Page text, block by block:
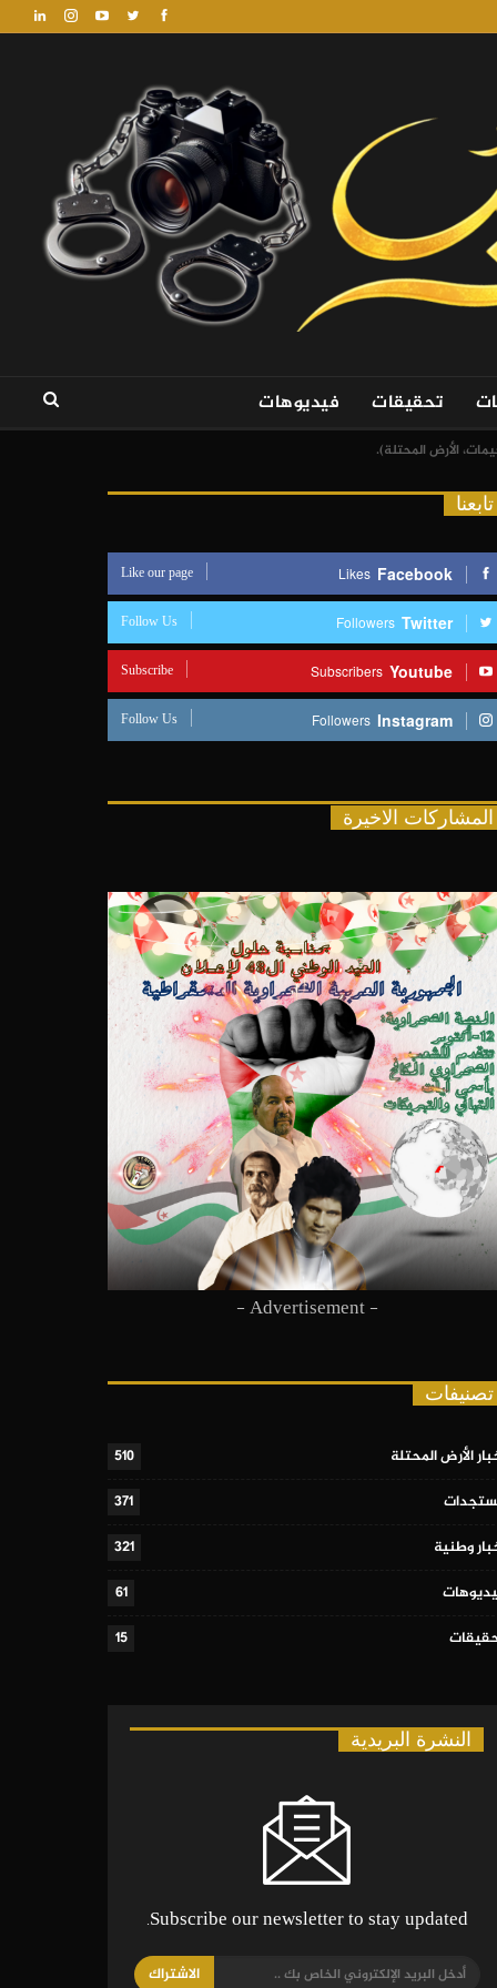
تحقيقات فيديوهات
الأرض المحتلة).
تابعنا
Facebook
Likes
Like our page
Twitter
Followers
Follow Us
Youtube
Subscribers
Subscribe
Instagram
Followers
Follow Us
المشاركات الاخيرة
- Advertisement -
تصنيفات
الأرض المحتلة
510
371
وطنية
321
61
15
النشرة البريدية
Subscribe our newsletter to stay updated.
الاشتراك